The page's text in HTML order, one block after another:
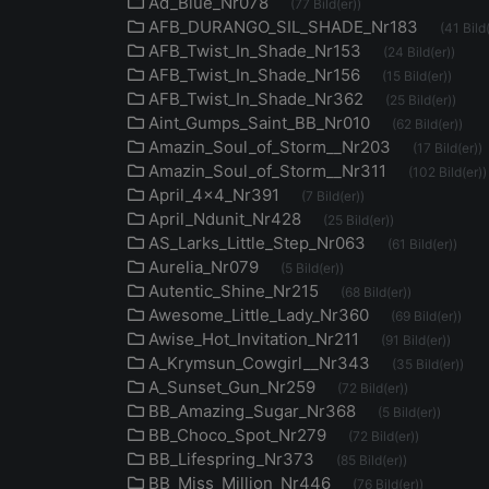
(77 Bild(er))
AFB_DURANGO_SIL_SHADE_Nr183 (41
AFB_Twist_In_Shade_Nr153 (24 Bild(er))
AFB_Twist_In_Shade_Nr156 (15 Bild(er))
AFB_Twist_In_Shade_Nr362 (25 Bild(er))
Aint_Gumps_Saint_BB_Nr010 (62 Bild(er))
Amazin_Soul_of_Storm__Nr203 (17 Bild(er))
Amazin_Soul_of_Storm__Nr311 (102 Bild(er))
April_4x4_Nr391 (7 Bild(er))
April_Ndunit_Nr428 (25 Bild(er))
AS_Larks_Little_Step_Nr063 (61 Bild(er))
Aurelia_Nr079 (5 Bild(er))
Autentic_Shine_Nr215 (68 Bild(er))
Awesome_Little_Lady_Nr360 (69 Bild(er))
Awise_Hot_Invitation_Nr211 (91 Bild(er))
A_Krymsun_Cowgirl__Nr343 (35 Bild(er))
A_Sunset_Gun_Nr259 (72 Bild(er))
BB_Amazing_Sugar_Nr368 (5 Bild(er))
BB_Choco_Spot_Nr279 (72 Bild(er))
BB_Lifespring_Nr373 (85 Bild(er))
BB_Miss_Million_Nr446 (76 Bild(er))